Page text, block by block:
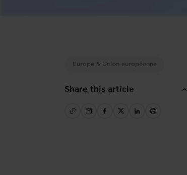
Europe & Union européenne
Share this article